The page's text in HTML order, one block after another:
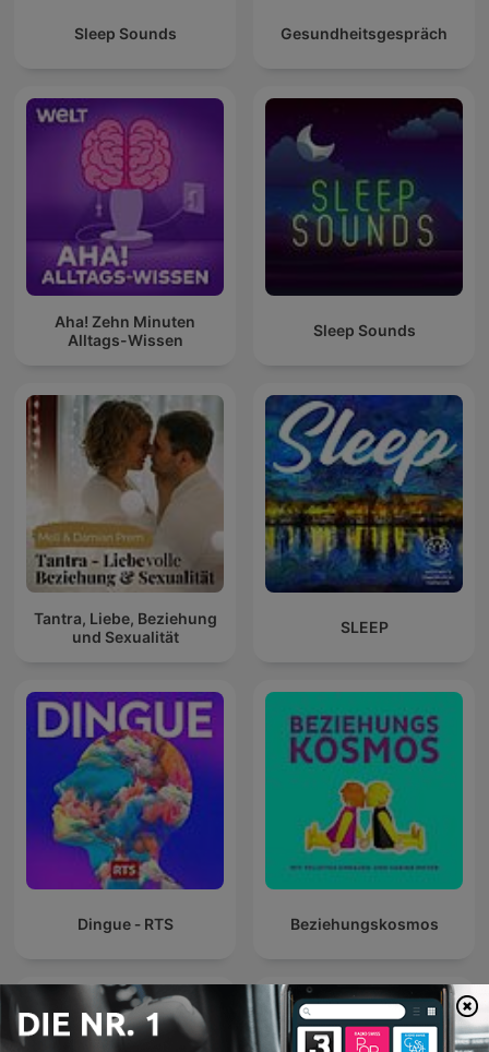
Sleep Sounds Gesundheitsgespräch
Aha! Zehn Minuten
Alltags-Wissen
Sleep Sounds
Tantra, Liebe, Beziehung
und Sexualität
SLEEP
Dingue ‐ RTS Beziehungskosmos